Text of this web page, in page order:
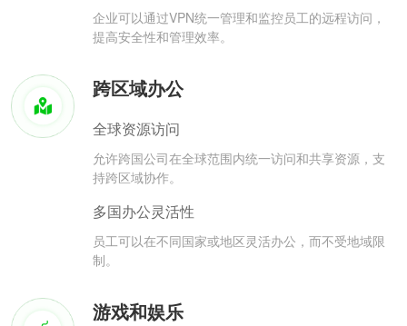
企业可以通过VPN统一管理和监控员工的远程访问，
提高安全性和管理效率。
跨区域办公
全球资源访问
允许跨国公司在全球范围内统一访问和共享资源，支
持跨区域协作。
多国办公灵活性
员工可以在不同国家或地区灵活办公，而不受地域限
制。
游戏和娱乐